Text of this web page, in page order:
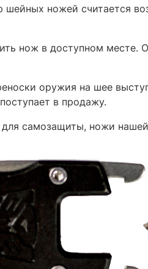
ножей считается
нож в доступном
оружия на шее
в продажу.
самозащиты, ножи